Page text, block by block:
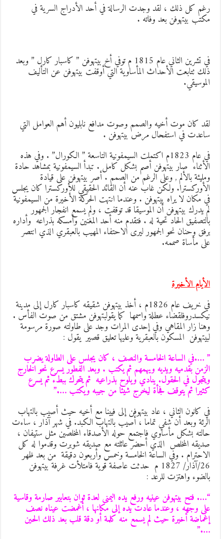
كل ذلك ، لقد وجدت الرسالة في أحد الأدراج السرية في
بيتهوفن بعد وفاته .
في تشرين الثاني عام 1815 م توفي أخ بيتهوفن ” كاسبار كارل ” وبعد
تتابعت الأحداث المأساوية التي أوقفت بيتهوفن عن التأليف
كان موت أخيه والصمم وصوت مدافع نابليون أهم العوامل التي
في استفحال مرض بيتهوفن .
في عام 1823م اكتملت السيمفونية التاسعة ” الكورال” . وفي هذه
صار بيتهوفن أصم بشكل كامل . تبدأ السيمفونية بمشاهد حادة
بالألم , وعلى الرغم من الصمم . أصر بيتهوفن على قيادة
ولكن غاب عنه أن القائد الحقيقي للأوركسترا كان يجلس
مكان لا يراه بيتهوفن . وعندما انتهت الحركة الأخيرة من السيمفونية
يدرك بيتهوفن أن الموسيقا قد توقفت ، ولم يسمع انفجار الجمهور
الحاد تحية له . فتقدم منه أحد المغنين وأمسكه بذراعه وأداره
وحنان نحو الجمهور ليرى الاحتفاء المهيب بالعبقري الذي انتصر
مأساة صممه.
الأخيرة
في خريف عام 1826م ، أخذ بيتهوفن شقيقه كاسبار كارل إلى مدينة
عطلة واسمها كما يقولبتهوفن مشتق من صوت الفأس .
زار المقاهي وفي إحدى المرات وجد على طاولته صورة مرسومة
المسكون بالعبقرية وعليها تعليق قصير يقول :
….في الساعة الخامسة والنصف ، كان يجلس على الطاولة يضرب
بقدميه ويديه ويهمهم ثم يكتب . وبعد الفطور يسرع نحو الخارج
في الحقول. ينادي ويلوح بذراعيه ثم يتحرك ببطء ثم يسرع
ثم يتوقف فجأة ليخرج شيئا من جيبه ويكتب ….”
كانون الثاني ، عاد بيتهوفن إلى فيينا مع أخيه حيث أصيب بالتهاب
وبعد أن شفي تماما ، أصيب بالتهاب الكبد. في شهر آذار ، ساءت
بشكل مأساوي فاجتمع حوله الأصدقاء المخلصين مثل ستيفان ،
المخلص الذي أحضر عائلته مع صديقه شوبرت وقدموا له كل
. وفي الساعة الخامسة وخمس وأربعون دقيقة من بعد ظهر
26/آذار/ 1827 م حدثت عاصفة قوية فامتلأت غرفة بيتهوفن
واهتزت للرعد :
فتح بيتهوفن عينيه ورفع يده اليمنى لعدة ثوان بتعابير صارمة وقاسية
وجهه ، وعندما عادت يده إلى مكانها ، أغمضت عيناه نصف
أخيرة حيث لم يسمع منه كلمة أو دقة قلب بعد ذلك الحين